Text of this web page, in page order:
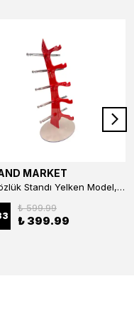
MARKET
- Gözlük Standı Yelken Model, 5 Gözlük Kapasiteli Standı Kırmızı
₺ 599.99
₺ 399.99